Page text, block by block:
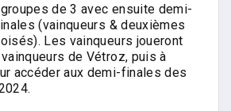
de 3 avec ensuite demi-
(vainqueurs & deuxièmes
Les vainqueurs joueront
de Vétroz, puis à
accéder aux demi-finales des